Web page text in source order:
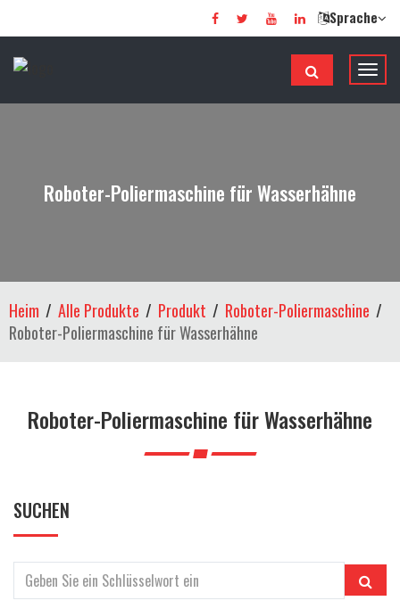
Sprache
N
m
l
Roboter-Poliermaschine für Wasserhähne
Heim Alle Produkte Produkt
Roboter-Poliermaschine
Roboter-Poliermaschine für Wasserhähne
Roboter-Poliermaschine für Wasserhähne
SUCHEN